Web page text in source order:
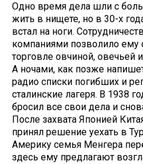
Одно время дела шли с
жить в нищете, но в 30-х
встал на ноги.
компаниями позволило ему
торговле овчиной,
А ночами, как позже
радио списки погибших и
сталинские лагеря. В 1938
бросил все свои дела и
После захвата Японией
принял решение уехать в
Америку семья Менгера
здесь ему предлагают